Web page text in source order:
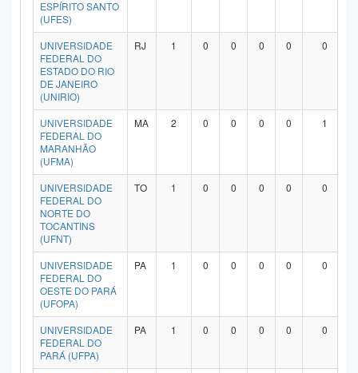
ESPÍRITO SANTO
(UFES)
UNIVERSIDADE
FEDERAL DO
ESTADO DO RIO
DE JANEIRO
(UNIRIO)
RJ 1 0 0 0 0 0
UNIVERSIDADE
FEDERAL DO
MARANHÃO
(UFMA)
MA 2 0 0 0 0 1
UNIVERSIDADE
FEDERAL DO
NORTE DO
TOCANTINS
(UFNT)
TO 1 0 0 0 0 0
UNIVERSIDADE
FEDERAL DO
OESTE DO PARÁ
(UFOPA)
PA 1 0 0 0 0 0
UNIVERSIDADE
FEDERAL DO
PARÁ (UFPA)
PA 1 0 0 0 0 0